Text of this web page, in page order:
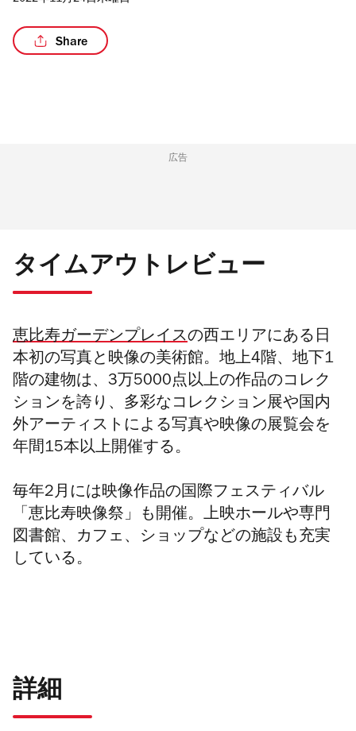
Share
広告
タイムアウトレビュー
恵比寿ガーデンプレイスの西エリアにある日
本初の写真と映像の美術館。地上4階、地下1
階の建物は、3万5000点以上の作品のコレク
ションを誇り、 多彩なコレクション展や国内
外アーティストによる写真や映像の展覧会を
年間15本以上開催する。
毎年2月には映像作品の国際フェスティバル
「恵比寿映像祭」も開催。上映ホールや専門
図書館、カフェ、ショップなどの施設も充実
している。
詳細